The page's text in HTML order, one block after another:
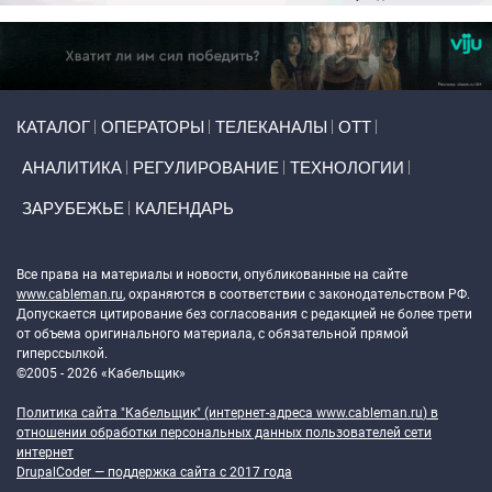
КАТАЛОГ ОПЕРАТОРЫ ТЕЛЕКАНАЛЫ ОТТ
АНАЛИТИКА РЕГУЛИРОВАНИЕ ТЕХНОЛОГИИ
ЗАРУБЕЖЬЕ КАЛЕНДАРЬ
Все права на материалы и новости, опубликованные на сайте
www.cableman.ru, охраняются в соответствии с законодательством РФ.
Допускается цитирование без согласования с редакцией не более трети
от объема оригинального материала, с обязательной прямой
гиперссылкой.
©2005 - 2026 «Кабельщик»
Политика сайта "Кабельщик" (интернет-адреса www.cableman.ru) в
отношении обработки персональных данных пользователей сети
интернет
DrupalCoder — поддержка сайта c 2017 года